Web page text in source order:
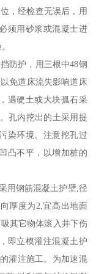
，经检查无误后，用
须用砂浆或混凝士进
防护，用三根中48钢
免道床流失影响道床
遇硬土或大块孤石采
孔内挖出的土采用提
染环境。注意挖孔过
凸不平，以增加桩的
用钢筋混凝土护壁,径
厚度为2,宜高出地面
其它物体滚入井下伤
即立模灌注混凝土护
灌注施工。为加速混